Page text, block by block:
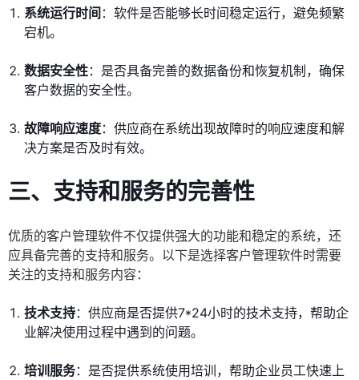
系统运行时间 ：软件是否能够长时间稳定运行，避免频繁
宕机。
数据安全性：是否具备完善的数据备份和恢复机制，确保
客户数据的安全性。
故障响应速度：供应商在系统出现故障时的响应速度和解
决方案是否及时有效。
三、支持和服务的完善性
优质的客户管理软件不仅提供强大的功能和稳定的系统，还
应具备完善的支持和服务。以下是选择客户管理软件时需要
关注的支持和服务内容：
技术支持：供应商是否提供7*24小时的技术支持，帮助企
业解决使用过程中遇到的问题。
培训服务：是否提供系统使用培训，帮助企业员工快速上